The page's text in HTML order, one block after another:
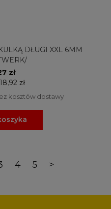
DŁUGI XXL 6MM
zł
18,92 zł
kosztów dostawy
4 5 >